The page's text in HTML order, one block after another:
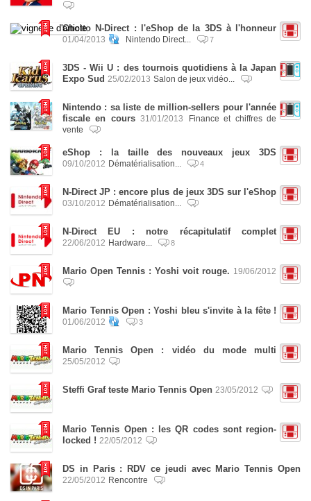
Chotto N-Direct : l'eShop de la 3DS à l'honneur
01/04/2013 Nintendo Direct... 7
3DS - Wii U : des tournois quotidiens à la Japan
Expo Sud 25/02/2013 Salon de jeux vidéo...
Nintendo : sa liste de million-sellers pour l'année
fiscale en cours 31/01/2013
Finance et chiffres de
vente
eShop : la taille des nouveaux jeux 3DS
09/10/2012 Dématérialisation... 4
N-Direct JP : encore plus de jeux 3DS sur l'eShop
03/10/2012 Dématérialisation...
N-Direct EU : notre récapitulatif complet
22/06/2012 Hardware... 8
Mario Open Tennis : Yoshi voit rouge. 19/06/2012
Mario Tennis Open : Yoshi bleu s'invite à la fête !
01/06/2012 3
Mario Tennis Open : vidéo du mode multi
25/05/2012
Steffi Graf teste Mario Tennis Open 23/05/2012
Mario Tennis Open : les QR codes sont region-
locked ! 22/05/2012
DS in Paris : RDV ce jeudi avec Mario Tennis Open
22/05/2012 Rencontre